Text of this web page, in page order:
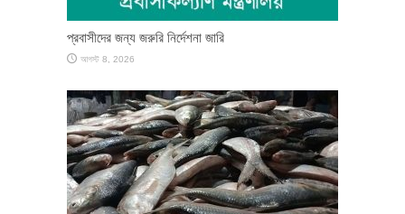
প্রবাসীদের জন্য জরুরি নির্দেশনা জারি
আগস্ট 8, 2026